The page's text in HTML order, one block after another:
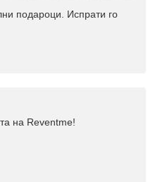
подароци. Испрати го
на Reventme!